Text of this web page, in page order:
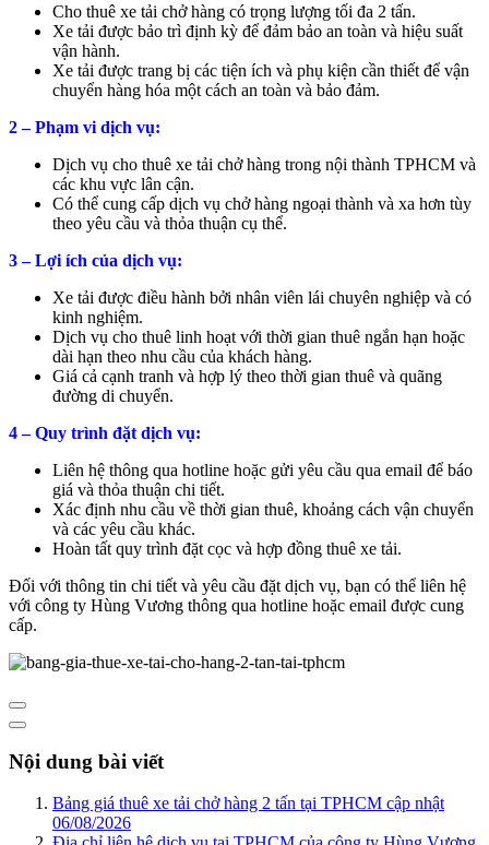
Cho thuê xe tải chở hàng có trọng lượng tối đa 2 tấn.
Xe tải được bảo trì định kỳ để đảm bảo an toàn và hiệu suất
vận hành.
Xe tải được trang bị các tiện ích và phụ kiện cần thiết để vận
chuyển hàng hóa một cách an toàn và bảo đảm.
2 – Phạm vi dịch vụ:
Dịch vụ cho thuê xe tải chở hàng trong nội thành TPHCM và
các khu vực lân cận.
Có thể cung cấp dịch vụ chở hàng ngoại thành và xa hơn tùy
theo yêu cầu và thỏa thuận cụ thể.
3 – Lợi ích của dịch vụ:
Xe tải được điều hành bởi nhân viên lái chuyên nghiệp và có
kinh nghiệm.
Dịch vụ cho thuê linh hoạt với thời gian thuê ngắn hạn hoặc
dài hạn theo nhu cầu của khách hàng.
Giá cả cạnh tranh và hợp lý theo thời gian thuê và quãng
đường di chuyển.
4 – Quy trình đặt dịch vụ:
Liên hệ thông qua hotline hoặc gửi yêu cầu qua email để báo
giá và thỏa thuận chi tiết.
Xác định nhu cầu về thời gian thuê, khoảng cách vận chuyển
và các yêu cầu khác.
Hoàn tất quy trình đặt cọc và hợp đồng thuê xe tải.
Đối với thông tin chi tiết và yêu cầu đặt dịch vụ, bạn có thể liên hệ
với công ty Hùng Vương thông qua hotline hoặc email được cung
cấp.
Nội dung bài viết
Bảng giá thuê xe tải chở hàng 2 tấn tại TPHCM cập nhật
06/08/2026